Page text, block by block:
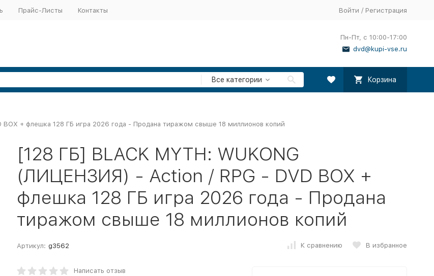
Прайс-Листы Контакты Войти / Регистрация
Пн-Пт, с 10:00-17:00
dvd@kupi-vse.ru
Все категории Корзина
BOX + флешка 128 ГБ игра 2026 года - Продана тиражом свыше 18 миллионов копий
[128 ГБ] BLACK MYTH: WUKONG
(ЛИЦЕНЗИЯ) - Action / RPG - DVD BOX +
флешка 128 ГБ игра 2026 года - Продана
тиражом свыше 18 миллионов копий
Артикул: g3562 К сравнению В избранное
Написать отзыв